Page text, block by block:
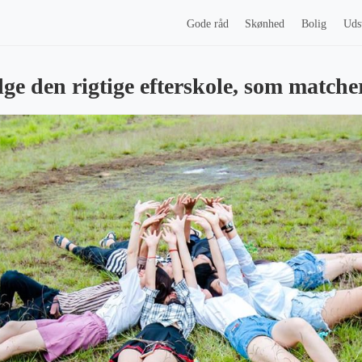
Gode råd Skønhed Bolig
den rigtige efterskole, som